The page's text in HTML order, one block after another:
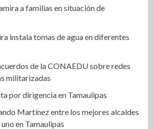
a familias en situación de
instala tomas de agua en diferentes
de la CONAEDU sobre redes
militarizadas
por dirigencia en Tamaulipas
Martínez entre los mejores alcaldes
en Tamaulipas